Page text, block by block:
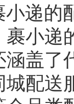
递的
小递
涵盖了
配送